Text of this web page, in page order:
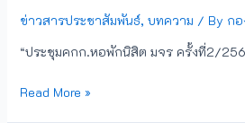
ข่าวสารประชาสัมพันธ์, บทความ / By ก
“ประชุมคกก.หอพักนิสิต มจร ครั้งที่2/
Read More »